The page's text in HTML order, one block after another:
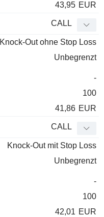
43,95 EUR
CALL
Knock-Out ohne Stop Loss
Unbegrenzt
-
100
41,86 EUR
CALL
Knock-Out mit Stop Loss
Unbegrenzt
-
100
42,01 EUR